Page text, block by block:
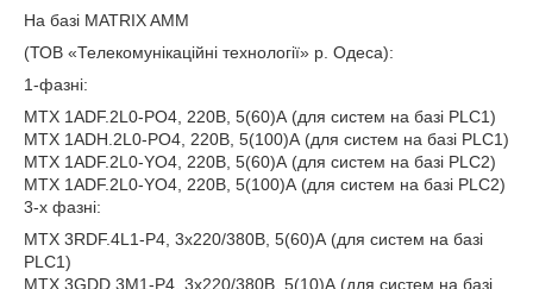
На базі MATRIX AMM
(ТОВ «Телекомунікаційні технології» р. Одеса):
1-фазні:
MTX 1ADF.2L0-РО4, 220В, 5(60)А (для систем на базі PLC1)
MTX 1ADН.2L0-РО4, 220В, 5(100)А (для систем на базі PLC1)
MTX 1ADF.2L0-YO4, 220В, 5(60)А (для систем на базі PLC2)
MTX 1ADF.2L0-YO4, 220В, 5(100)А (для систем на базі PLC2)
3-х фазні:
MTX 3RDF.4L1-Р4, 3х220/380В, 5(60)А (для систем на базі
PLC1)
MTX 3GDD.3M1-Р4, 3х220/380В, 5(10)А (для систем на базі